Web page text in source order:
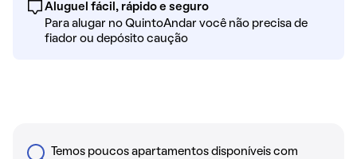
Aluguel fácil, rápido e seguro
Para alugar no QuintoAndar você não precisa de
fiador ou depósito caução
Temos poucos apartamentos disponíveis com